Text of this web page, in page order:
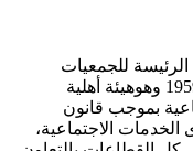
الرئيسة للجمعيات
الخيرية في الأردن، تأسس في تاريخ 1959/8/1 وهوهيئة أهلية
بموجب قانون
الاجتماعية،